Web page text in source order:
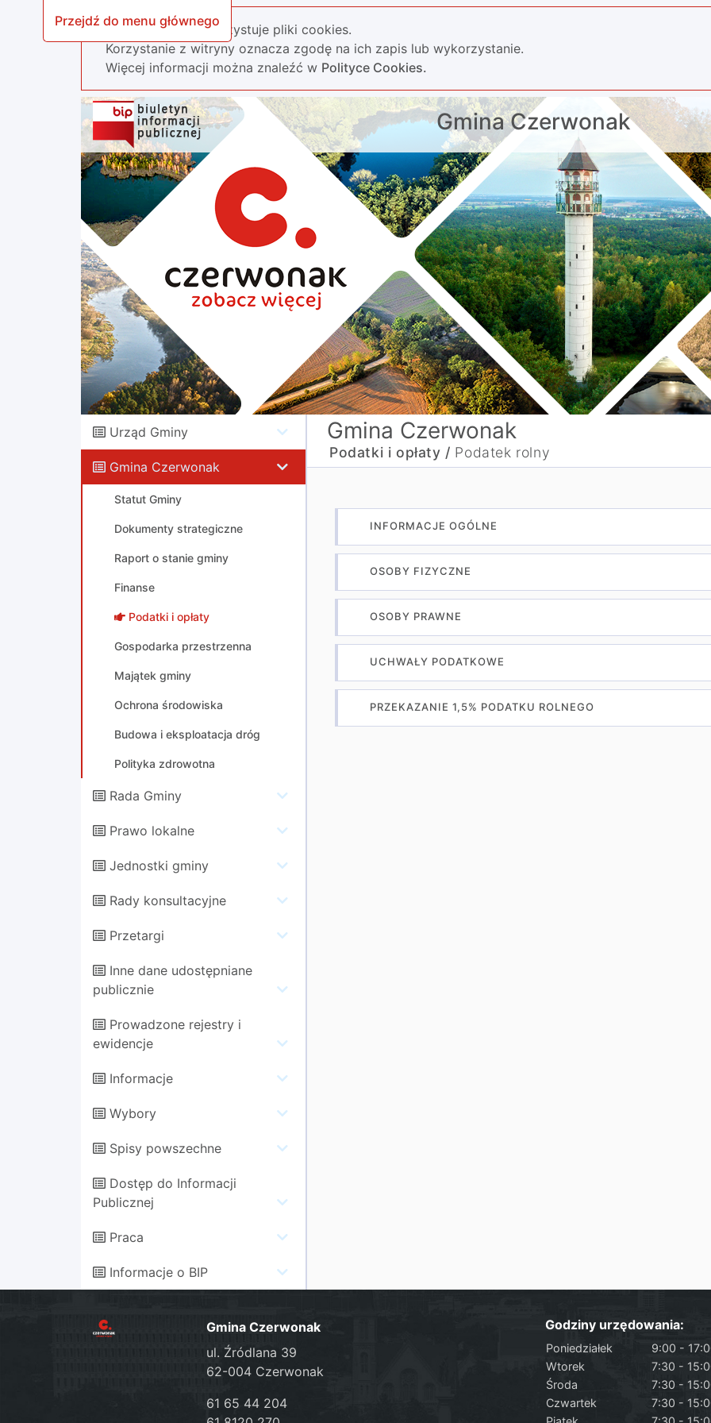
Przejdź do menu głównego
Nasza strona wykorzystuje pliki cookies.
Korzystanie z witryny oznacza zgodę na ich zapis lub wykorzystanie.
Więcej informacji można znaleźć w Polityce Cookies.
Gmina Czerwonak
Urząd Gminy
Gmina Czerwonak
Statut Gminy
Dokumenty strategiczne
Raport o stanie gminy
Finanse
Podatki i opłaty
Gospodarka przestrzenna
Majątek gminy
Ochrona środowiska
Budowa i eksploatacja dróg
Polityka zdrowotna
Rada Gminy
Prawo lokalne
Jednostki gminy
Rady konsultacyjne
Przetargi
Inne dane udostępniane
publicznie
Prowadzone rejestry i
ewidencje
Informacje
Wybory
Spisy powszechne
Dostęp do Informacji
Publicznej
Praca
Informacje o BIP
Gmina Czerwonak
Podatki i opłaty / Podatek rolny
INFORMACJE OGÓLNE
OSOBY FIZYCZNE
OSOBY PRAWNE
UCHWAŁY PODATKOWE
PRZEKAZANIE 1,5% PODATKU ROLNEGO
Gmina Czerwonak
ul. Źródlana 39
62-004 Czerwonak
61 65 44 204
Godziny urzędowania:
Poniedziałek
9:00 -
Wtorek
7:30 -
Środa
7:30 -
Czwartek
7:30 -